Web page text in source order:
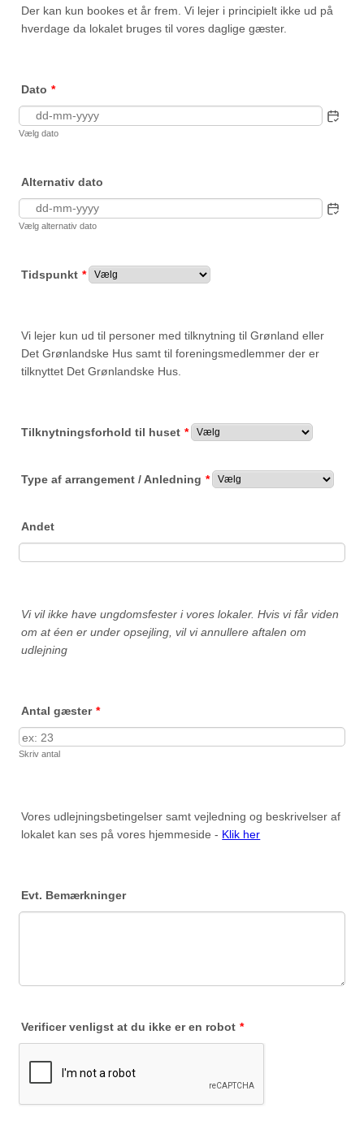
Der kan kun bookes et år frem. Vi lejer i principielt ikke ud på
hverdage da lokalet bruges til vores daglige gæster.
Dato *
Vælg dato
Alternativ dato
Vælg alternativ dato
Tidspunkt *
Vi lejer kun ud til personer med tilknytning til Grønland eller
Det Grønlandske Hus samt til foreningsmedlemmer der er
tilknyttet Det Grønlandske Hus.
Tilknytningsforhold til huset *
Type af arrangement / Anledning *
Andet
Vi vil ikke have ungdomsfester i vores lokaler. Hvis vi får viden
om at éen er under opsejling, vil vi annullere aftalen om
udlejning
Antal gæster *
Skriv antal
Vores udlejningsbetingelser samt vejledning og beskrivelser af
lokalet kan ses på vores hjemmeside - Klik her
Evt. Bemærkninger
Verificer venligst at du ikke er en robot *